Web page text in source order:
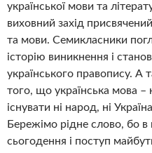
української мови та
виховний захід
та мови. Семикласники
історію виникнення і
українського правопису. А
того, що українська мова
існувати ні народ, ні
Бережімо рідне слово, бо
сьогодення і поступ